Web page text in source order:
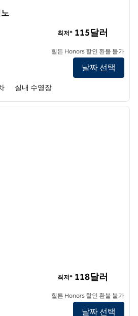
노
호텔 정보 보기
최저* 115달러
힐튼 Honors 할인 환불 불가
날짜 선택
실내 수영장
다음
보 보기
최저* 118달러
힐튼 Honors 할인 환불 불가
날짜 선택